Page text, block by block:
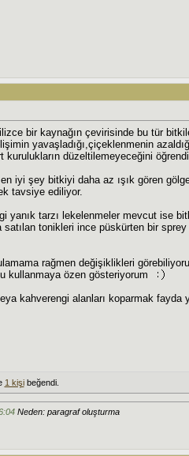
bir kaynağın çevirisinde bu tür
yavaşladığı,çiçeklenmenin
düzeltilemeyeceğini
iyi şey bitkiyi daha az ışık gören
tavsiye ediliyor.
yanık tarzı lekelenmeler mevcut ise
tonikleri ince püskürten bir
rağmen değişiklikleri
kullanmaya özen gösteriyorum
kahverengi alanları koparmak fayda
1 kişibeğendi.
Neden: paragraf oluşturma